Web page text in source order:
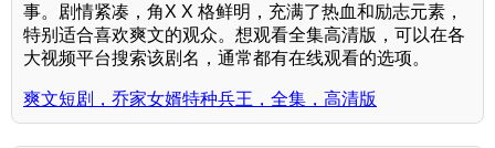
事。剧情紧凑，角X X 格鲜明，充满了热血和励志元素，
特别适合喜欢爽文的观众。想观看全集高清版，可以在各
大视频平台搜索该剧名，通常都有在线观看的选项。
爽文短剧，乔家女婿特种兵王，全集，高清版